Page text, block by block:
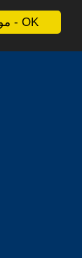
موافق - OK